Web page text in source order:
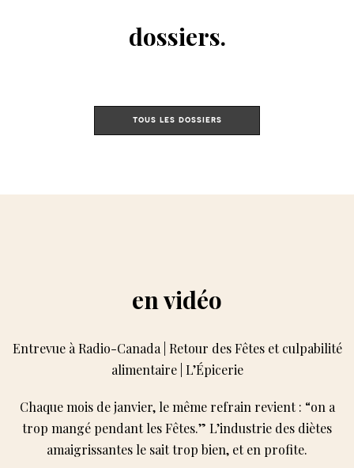
dossiers.
tous les dossiers
en vidéo
Entrevue à Radio-Canada | Retour des Fêtes et culpabilité
alimentaire | L’Épicerie
Chaque mois de janvier, le même refrain revient : “on a
trop mangé pendant les Fêtes.” L’industrie des diètes
amaigrissantes le sait trop bien, et en profite.